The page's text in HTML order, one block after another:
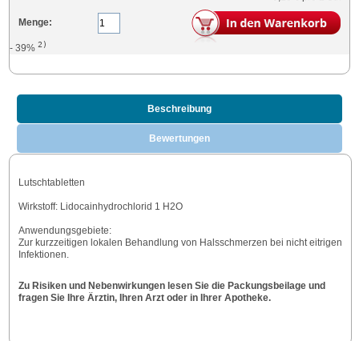
Menge:
- 39%2)
Beschreibung
Bewertungen
Lutschtabletten
Wirkstoff: Lidocainhydrochlorid 1 H2O
Anwendungsgebiete:
Zur kurzzeitigen lokalen Behandlung von Halsschmerzen bei nicht eitrigen
Infektionen.
Zu Risiken und Nebenwirkungen lesen Sie die Packungsbeilage und
fragen Sie Ihre Ärztin, Ihren Arzt oder in Ihrer Apotheke.